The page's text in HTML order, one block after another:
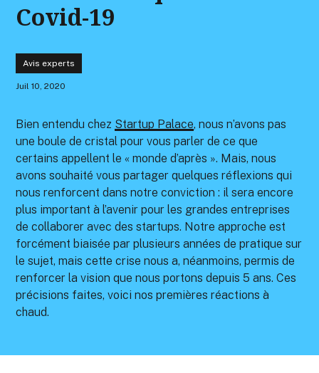
Covid-19
Avis experts
Juil 10, 2020
Bien entendu chez Startup Palace, nous n’avons pas
une boule de cristal pour vous parler de ce que
certains appellent le « monde d’après ». Mais, nous
avons souhaité vous partager quelques réflexions qui
nous renforcent dans notre conviction : il sera encore
plus important à l’avenir pour les grandes entreprises
de collaborer avec des startups. Notre approche est
forcément biaisée par plusieurs années de pratique sur
le sujet, mais cette crise nous a, néanmoins, permis de
renforcer la vision que nous portons depuis 5 ans. Ces
précisions faites, voici nos premières réactions à
chaud.